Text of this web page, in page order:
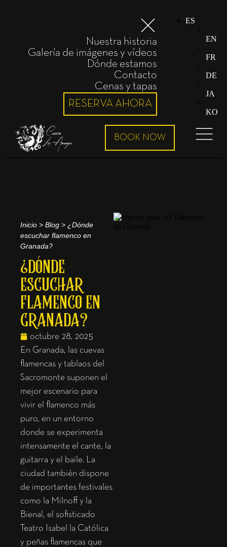
Nuestra historia
Galería de imágenes y vídeos
Dónde estamos
Contacto
Cenas y tapas
RESERVA AHORA
ES
EN
FR
DE
JA
KO
Inicio > Blog > ¿Dónde
escuchar flamenco en
Granada?
¿DÓNDE
ESCUCHAR
FLAMENCO EN
GRANADA?
octubre 28, 2025
En Granada, las cuevas
flamencas y tablaos del
Sacromonte suponen el
mejor escenario para
vivir el flamenco más
puro, en un entorno
donde se experimenta
intensamente el cante, la
guitarra y el baile. La
ciudad también dispone
de importantes festivales
como la Milnoff y la
Bienal, el sofisticado
Teatro Isabel la Católica
y peñas flamencas que